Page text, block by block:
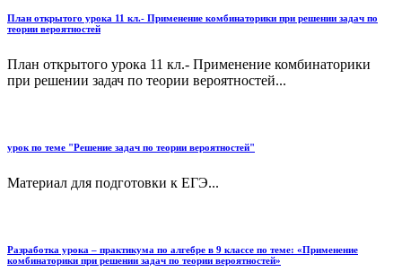
План открытого урока 11 кл.- Применение комбинаторики при решении задач по
теории вероятностей
План открытого урока 11 кл.- Применение комбинаторики
при решении задач по теории вероятностей...
урок по теме "Решение задач по теории вероятностей"
Материал для подготовки к ЕГЭ...
Разработка урока – практикума по алгебре в 9 классе по теме: «Применение
комбинаторики при решении задач по теории вероятностей»